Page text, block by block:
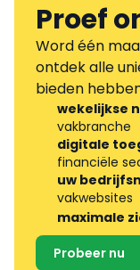
Proef
Word één
ontdek alle
bieden
wekelijkse
vakbranche
digitale
financiële
uw
vakwebsites
maximale
Probeer nu